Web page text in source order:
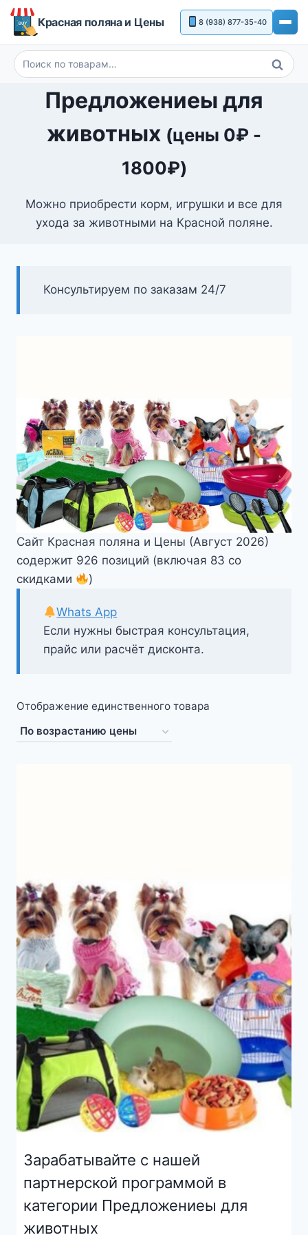
Перейти
Красная поляна и Цены 8 (938) 877-35-40
Искать:
Поиск
Предложениеы для
животных (цены 0₽ -
1800₽)
Можно приобрести корм, игрушки и все для
ухода за животными на Красной поляне.
Консультируем по заказам 24/7
Сайт Красная поляна и Цены (Август 2026)
содержит 926 позиций (включая 83 со
скидками
)
Если нужны быстрая консультация,
прайс или расчёт дисконта.
Whats App
Отображение единственного товара
Зарабатывайте с нашей
партнерской программой в
категории Предложениеы для
животных